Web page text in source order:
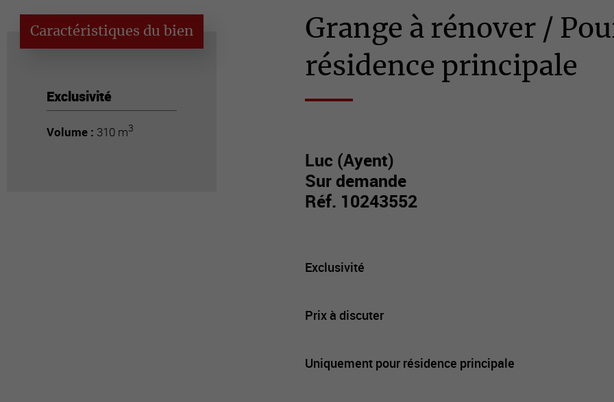
Caractéristiques du bien
Exclusivité
Volume : 310 m3
Grange à rénover /
résidence principale
Luc (Ayent)
Sur demande
Réf. 10243552
Exclusivité
Prix à discuter
Uniquement pour résidence principale